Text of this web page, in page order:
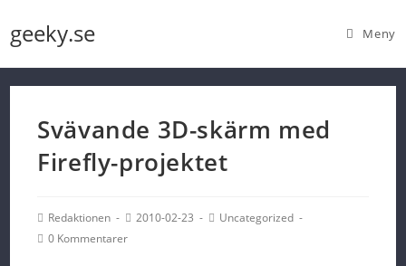
togeeky.se Meny
Svävande 3D-skärm med
Firefly-projektet
PostRedaktionen
Post2010-02-23
PostUncategorized
Post0 Kommentarer